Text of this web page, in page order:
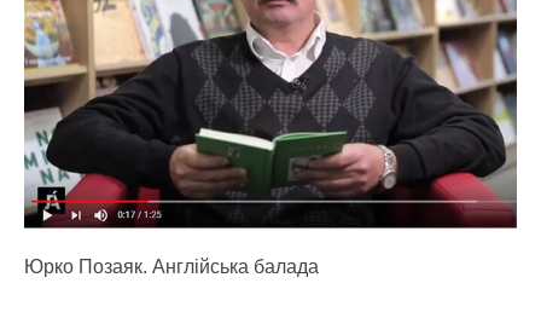
Юрко Позаяк. Англійська балада